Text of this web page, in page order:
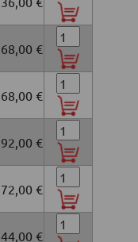
68,00 €
68,00 €
92,00 €
72,00 €
44,00 €